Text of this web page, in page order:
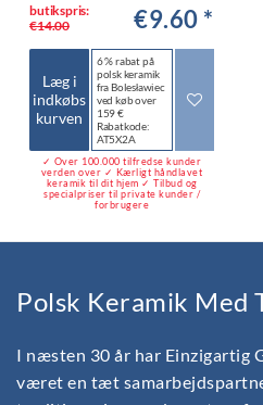
butikspris:
€14.00
€9.60 *
Læg i
indkøbs
kurven
6 % rabat på
polsk keramik
fra Bolesławiec
ved køb over
159 €
Rabatkode:
AT5X2A
✓ Over 100.000 tilfredse kunder
verden over ✓ Kærligt håndlavet
keramik til dit hjem ✓ Tilbud og
specialpriser til private kunder /
forbrugere
Polsk Keramik Med
I næsten 30 år har Einzigartig
været en tæt